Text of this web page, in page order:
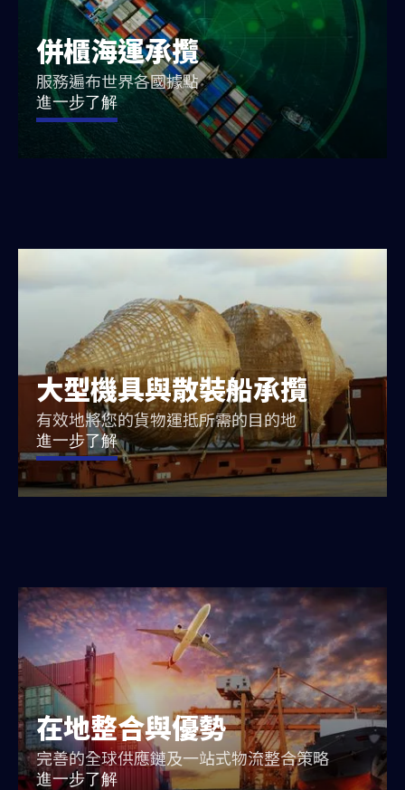
併櫃海運承攬
服務遍布世界各國據點
進一步了解
大型機具與散裝船承攬
有效地將您的貨物運抵所需的目的地
進一步了解
在地整合與優勢
完善的全球供應鏈及一站式物流整合策略
進一步了解